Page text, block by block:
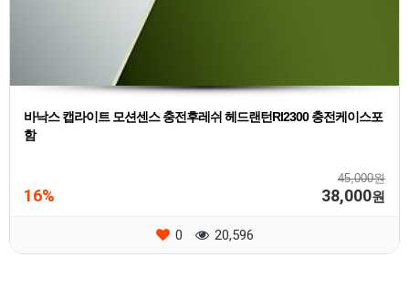
바낙스 캡라이트 모션센스 충전후레쉬 헤드랜턴Rl2300 충전케이스포
함
45,000원
16% 38,000원
0 20,596